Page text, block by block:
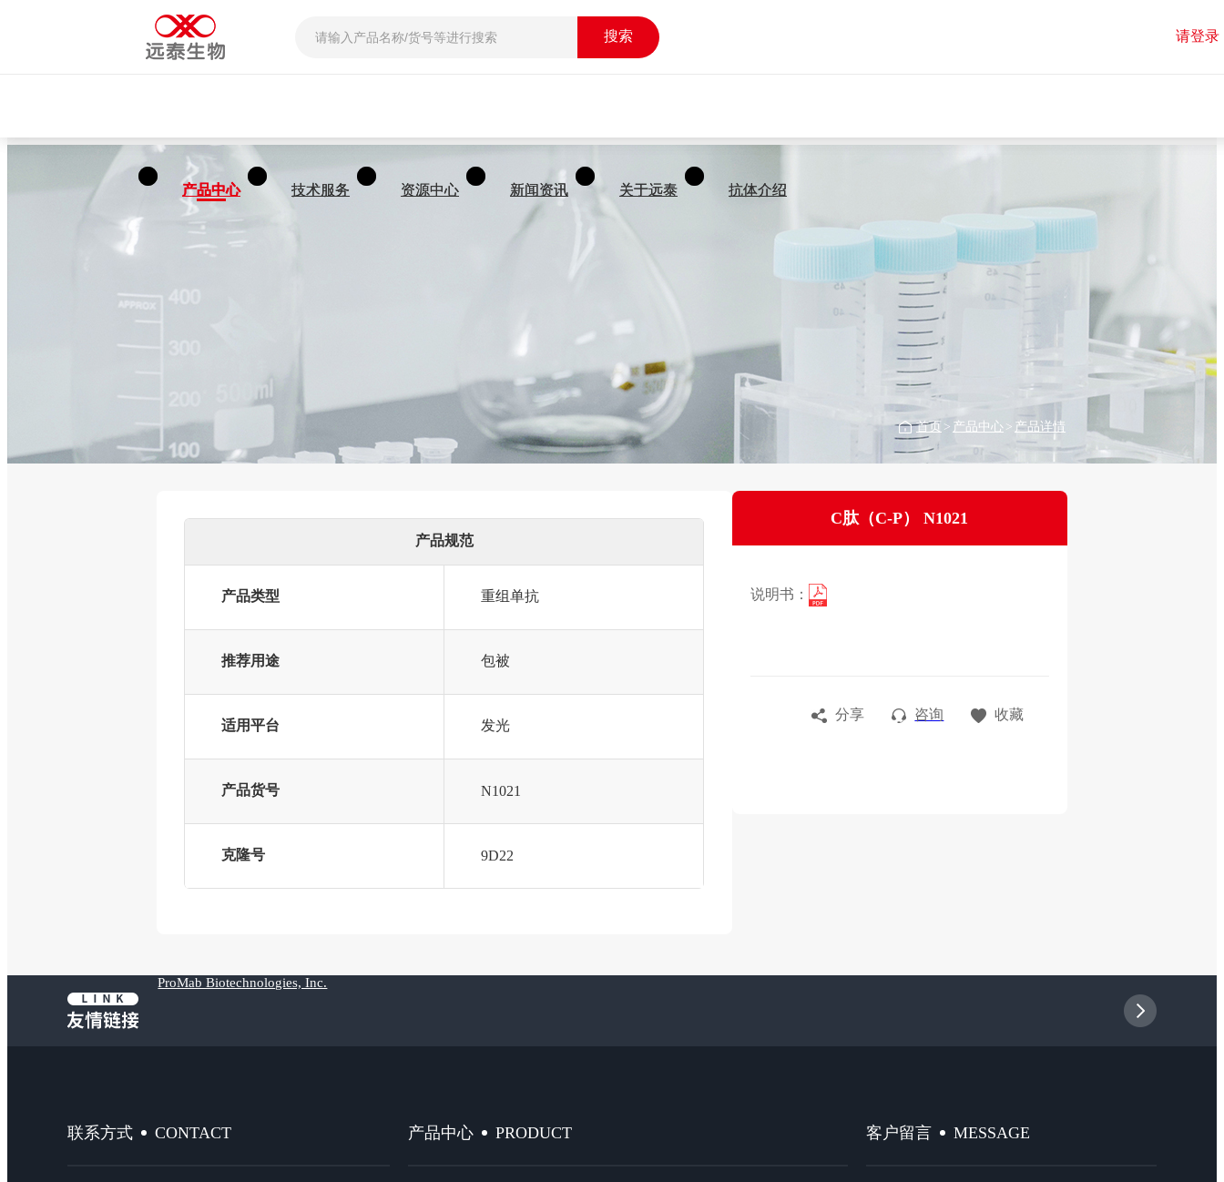
搜索 请登录
产品中心 技术服务 资源中心 新闻资讯 关于远泰 抗体介绍
首页 > 产品中心 > 产品详情
产品规范
产品类型 重组单抗
推荐用途 包被
适用平台 发光
产品货号 N1021
克隆号 9D22
C肽（C-P） N1021
说明书：
分享 咨询 收藏
ProMab Biotechnologies, Inc.
联系方式 CONTACT 产品中心 PRODUCT 客户留言 MESSAGE
搜索 请登录
产品中心 技术服务 资源中心 新闻资讯 关于远泰 抗体介绍